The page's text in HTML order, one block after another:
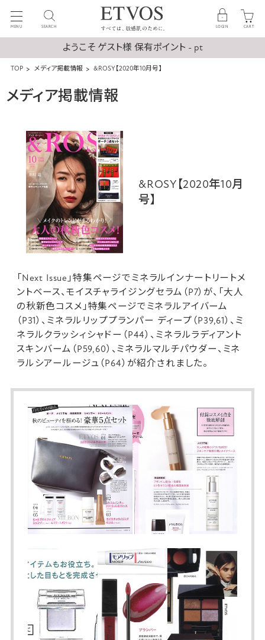
MENU SEARCH LOGIN CART
ようこそ ゲスト様 保有ポイント - pt
TOP メディア掲載情報 &ROSY【2020年10月号】
メディア掲載情報
&ROSY【2020年10月
号】
「Next Issue」特集ページでミネラルインナートリートメ
ントベース、 モイスチャライジングセラム （P7）が、「大人
の秋新色コスメ」特集ページでミネラルアイバーム
（P31）、 ミネラルリッププランパー ディープ （P39,61）、 ミ
ネラルクラッシィシャドー （P44）、 ミネラルラディアント
スキンバーム （P59,60）、 ミネラルマルチパウダー 、 ミネ
ラルシアールージュ （P64）が紹介されました。